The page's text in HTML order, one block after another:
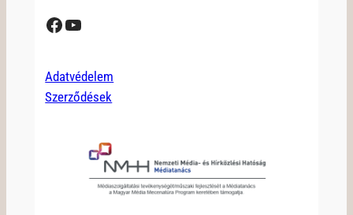
Facebook YouTube
Adatvédelem
Szerződések